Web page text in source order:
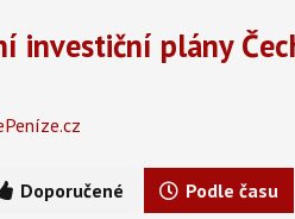
investiční plány
Doporučené Podle času